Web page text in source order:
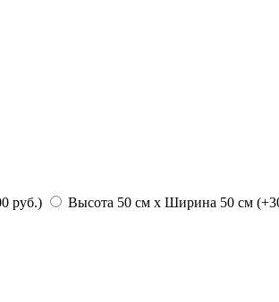
руб.) Высота 50 см х Ширина 50 см